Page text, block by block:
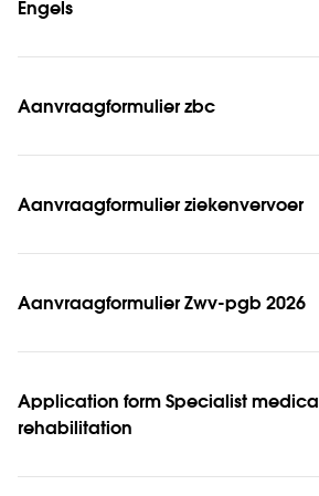
Engels
Aanvraagformulier zbc
Aanvraagformulier ziekenvervoer
Aanvraagformulier Zwv-pgb 2026
Application form Specialist medical
rehabilitation